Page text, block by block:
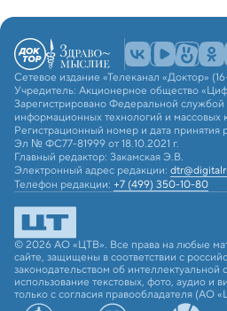
Сетевое издание «Телеканал «Доктор»
Учредитель: Акционерное общество
Зарегистрировано Федеральной службой
информационных технологий и массовых
Регистрационный номер и дата принятия
Эл № ФС77-81999 от 18.10.2021 г.
Главный редактор: Закамская Э.В.
Электронный адрес редакции:
Телефон редакции: +7 (499) 350-10-80
© 2026 АО «ЦТВ». Все права на любые
сайте, защищены в соответствии с
законодательством об
использование текстовых, фото, аудио и
только с согласия правообладателя (АО